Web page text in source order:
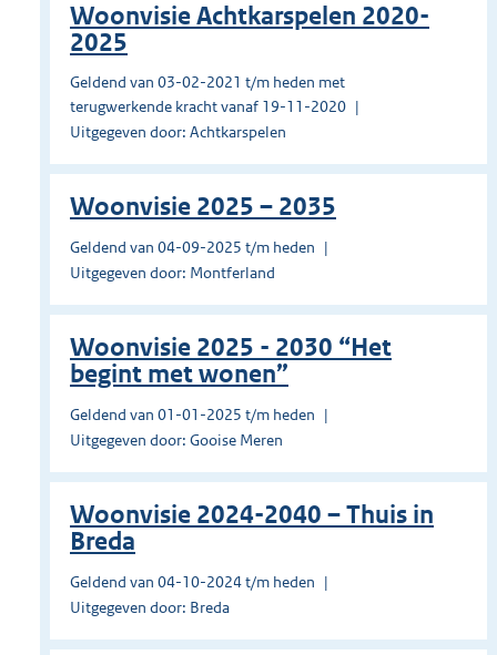
Woonvisie Achtkarspelen 2020-
2025
Geldend van 03-02-2021 t/m heden met
terugwerkende kracht vanaf 19-11-2020
Uitgegeven door: Achtkarspelen
Woonvisie 2025 – 2035
Geldend van 04-09-2025 t/m heden
Uitgegeven door: Montferland
Woonvisie 2025 - 2030 “Het
begint met wonen”
Geldend van 01-01-2025 t/m heden
Uitgegeven door: Gooise Meren
Woonvisie 2024-2040 – Thuis in
Breda
Geldend van 04-10-2024 t/m heden
Uitgegeven door: Breda